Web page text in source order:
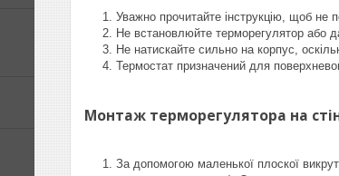
Уважно прочитайте інструкцію, щоб не
Не встановлюйте терморегулятор або
Не натискайте сильно на корпус,
Термостат призначений для
Монтаж терморегулятора на
За допомогою маленької плоскої